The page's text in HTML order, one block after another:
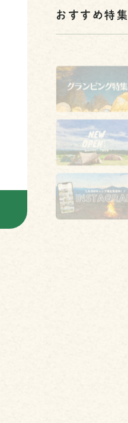
おすすめ特集